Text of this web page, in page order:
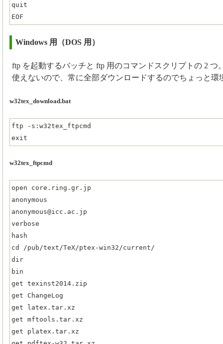
quit
EOF
Windows 用（DOS 用）
ftp を起動するバッチと ftp 用のコマンドスクリプトの 2 つ
使えないので、常に全部ダウンロードするのでちょっと環
w32tex_download.bat
ftp -s:w32tex_ftpcmd
exit
w32tex_ftpcmd
open core.ring.gr.jp
anonymous
anonymous@icc.ac.jp
verbose
hash
cd /pub/text/TeX/ptex-win32/current/
dir
bin
get texinst2014.zip
get ChangeLog
get latex.tar.xz
get mftools.tar.xz
get platex.tar.xz